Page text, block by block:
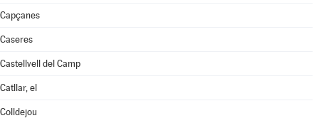
Capçanes
Caseres
Castellvell del Camp
Catllar, el
Colldejou